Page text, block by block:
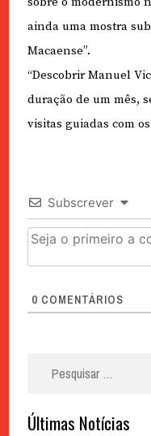
ainda uma mostra
Macaense”.
“Descobrir Manuel
duração de um mês,
visitas guiadas com
Subscrever
0 COMENTÁRIOS
Últimas Notícias